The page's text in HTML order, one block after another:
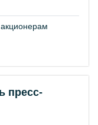
пресс-